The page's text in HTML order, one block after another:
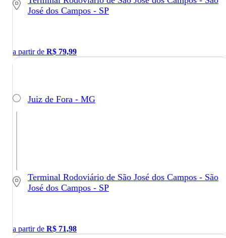
José dos Campos - SP
a partir de R$ 79,99
Juiz de Fora - MG
Terminal Rodoviário de São José dos Campos - São
José dos Campos - SP
a partir de R$ 71,98